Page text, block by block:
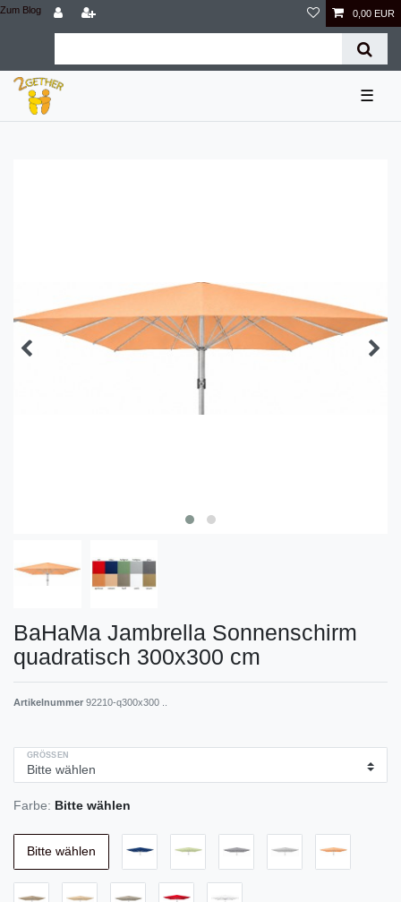
Zum Blog 0,00 EUR
☰
BaHaMa Jambrella Sonnenschirm
quadratisch 300x300 cm
Artikelnummer 92210-q300x300 ..
GRÖSSEN
Farbe: Bitte wählen
Bitte wählen